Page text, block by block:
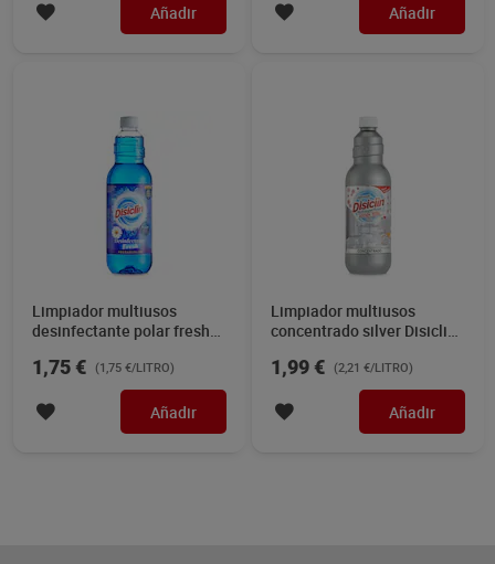
Añadir Añadir
Limpiador multiusos
desinfectante polar fresh
1,75 € (1,75 €/LITRO)
Añadir
Limpiador multiusos
concentrado silver Disiclin
1,99 € (2,21 €/LITRO)
Añadir